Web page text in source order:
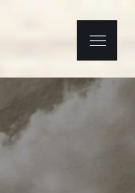
Menu